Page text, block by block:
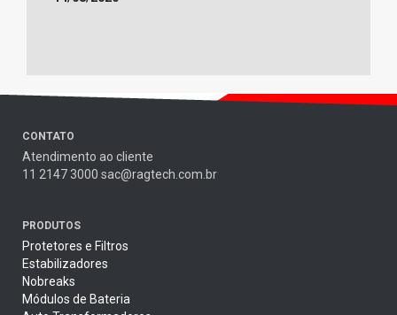
CONTATO
Atendimento ao cliente
11 2147 3000 sac@ragtech.com.br
PRODUTOS
Protetores e Filtros
Estabilizadores
Nobreaks
Módulos de Bateria